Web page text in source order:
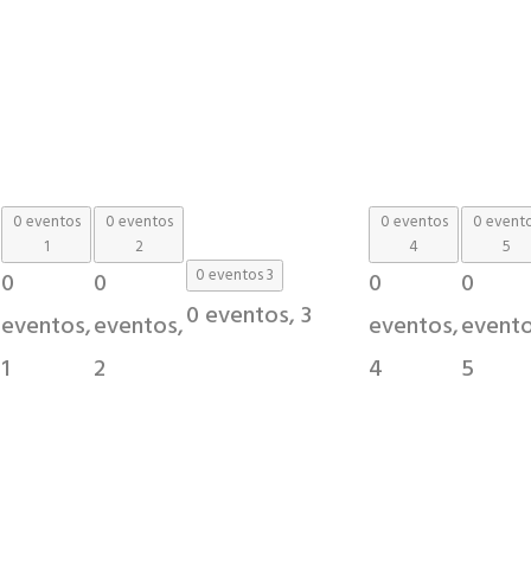
0 eventos
1
0
eventos,
1
0 eventos
2
0
eventos,
2
0 eventos3
0 eventos,3
0 eventos
4
0
eventos,
4
0
5
0
5